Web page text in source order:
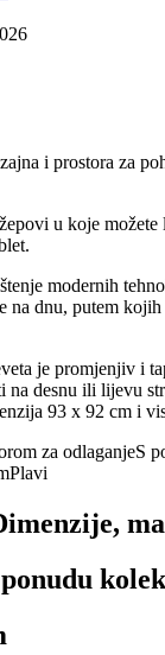
i prostora za
u koje
modernih
dnu, putem kojih
je promjenjiv i
na desnu ili lijevu
93 x 92 cm i
za odlaganjeS
Plavi